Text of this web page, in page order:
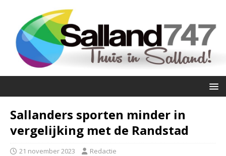
Sallanders sporten minder in
vergelijking met de Randstad
21 november 2023 Redactie